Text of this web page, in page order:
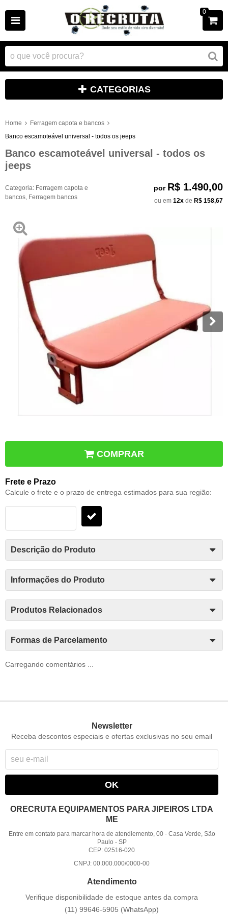
0
CATEGORIAS
Home
Ferragem capota e bancos
Banco escamoteável universal - todos os jeeps
Banco escamoteável universal - todos os
jeeps
Categoria: Ferragem capota e
bancos Ferragem bancos
por R$ 1.490,00
ou em 12x de R$ 158,67
COMPRAR
Frete e Prazo
Calcule o frete e o prazo de entrega estimados para sua região:
Descrição do Produto
Informações do Produto
Produtos Relacionados
Formas de Parcelamento
Carregando comentários ...
Newsletter
Receba descontos especiais e ofertas exclusivas no seu email
OK
ORECRUTA EQUIPAMENTOS PARA JIPEIROS LTDA
ME
Entre em contato para marcar hora de atendiemento, 00- Casa Verde, São
Paulo - SP
CEP: 02516-020
CNPJ: 00.000.000/0000-00
Atendimento
Verifique disponibilidade de estoque antes da compra
(11) 99646-5905 (WhatsApp)